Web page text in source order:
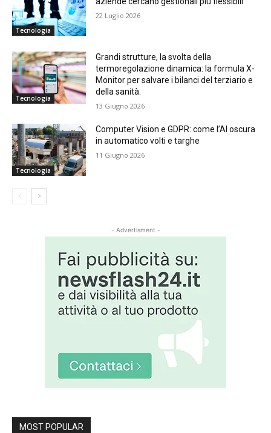
Tecnologia
22 Luglio 2026
Tecnologia
Grandi strutture, la svolta della
termoregolazione dinamica: la formula X-
Monitor per salvare i bilanci del terziario e
della sanità.
13 Giugno 2026
Tecnologia
Computer Vision e GDPR: come l’AI oscura
in automatico volti e targhe
11 Giugno 2026
- Advertisment -
MOST POPULAR